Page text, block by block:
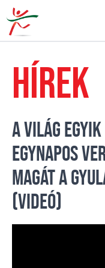
HÍREK
A VILÁG
EGYNAPOS
MAGÁT A
(VIDEÓ)